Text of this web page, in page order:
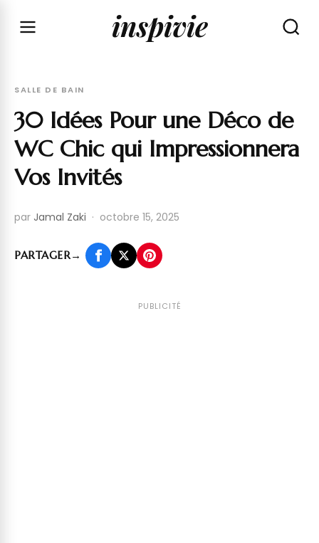
inspivie
SALLE DE BAIN
30 Idées Pour une Déco de
WC Chic qui Impressionnera
Vos Invités
par Jamal Zaki · octobre 15, 2025
PARTAGER →
PUBLICITÉ